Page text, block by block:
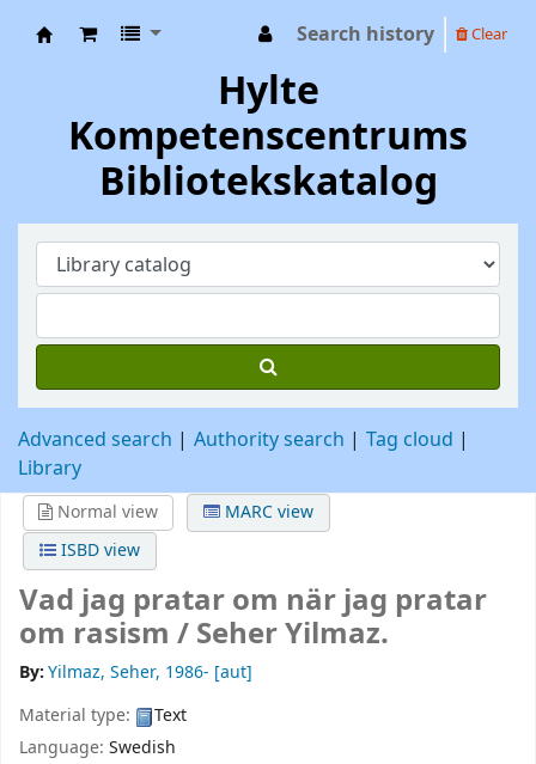
Search history Clear
Hylte
Kompetenscentrums
Bibliotekskatalog
Advanced search Authority search
Tag cloud
Library
Normal view
MARC view
ISBD view
Vad jag pratar om när jag pratar
om rasism /Seher Yilmaz.
By:Yilmaz, Seher, 1986- [aut]
Material type:
Text
Language: Swedish